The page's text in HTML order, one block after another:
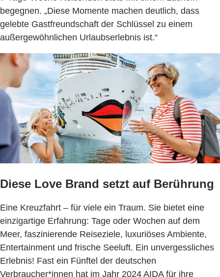
begegnen. „Diese Momente machen deutlich, dass
gelebte Gastfreundschaft der Schlüssel zu einem
außergewöhnlichen Urlaubserlebnis ist.“
Diese Love Brand setzt auf Berührung
Eine Kreuzfahrt – für viele ein Traum. Sie bietet eine
einzigartige Erfahrung: Tage oder Wochen auf dem
Meer, faszinierende Reiseziele, luxuriöses Ambiente,
Entertainment und frische Seeluft. Ein unvergessliches
Erlebnis! Fast ein Fünftel der deutschen
Verbraucher*innen hat im Jahr 2024 AIDA für ihre